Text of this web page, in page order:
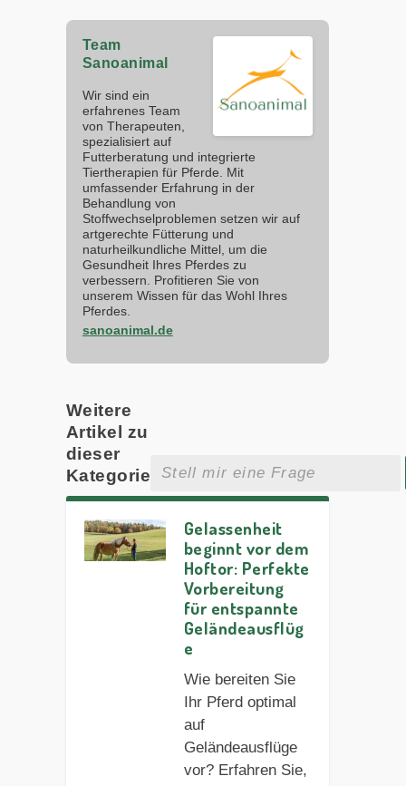
Team
Sanoanimal
Wir sind ein
erfahrenes Team
von Therapeuten,
spezialisiert auf
Futterberatung und integrierte
Tiertherapien für Pferde. Mit
umfassender Erfahrung in der
Behandlung von
Stoffwechselproblemen setzen wir auf
artgerechte Fütterung und
naturheilkundliche Mittel, um die
Gesundheit Ihres Pferdes zu
verbessern. Profitieren Sie von
unserem Wissen für das Wohl Ihres
Pferdes.
sanoanimal.de
Weitere
Artikel zu
dieser
Kategorie
Gelassenheit
beginnt vor dem
Hoftor: Perfekte
Vorbereitung
für entspannte
Geländeausflüg
e
Wie bereiten Sie
Ihr Pferd optimal
auf
Geländeausflüge
vor? Erfahren Sie,